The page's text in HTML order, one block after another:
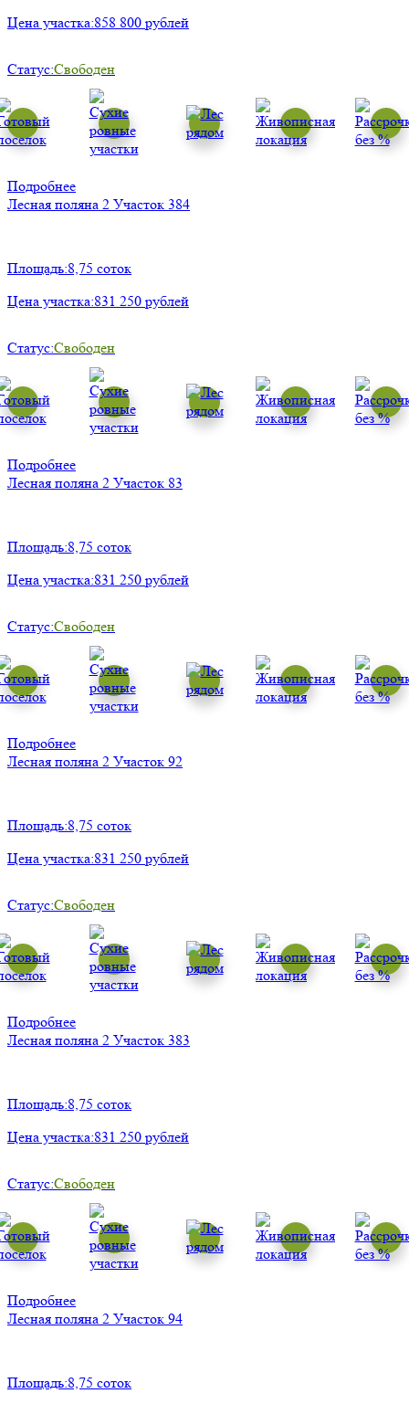
Цена участка:858 800 рублей
Статус:Свободен
Подробнее
Лесная поляна 2 Участок 384
Площадь:8,75 соток
Цена участка:831 250 рублей
Статус:Свободен
Подробнее
Лесная поляна 2 Участок 83
Площадь:8,75 соток
Цена участка:831 250 рублей
Статус:Свободен
Подробнее
Лесная поляна 2 Участок 92
Площадь:8,75 соток
Цена участка:831 250 рублей
Статус:Свободен
Подробнее
Лесная поляна 2 Участок 383
Площадь:8,75 соток
Цена участка:831 250 рублей
Статус:Свободен
Подробнее
Лесная поляна 2 Участок 94
Площадь:8,75 соток